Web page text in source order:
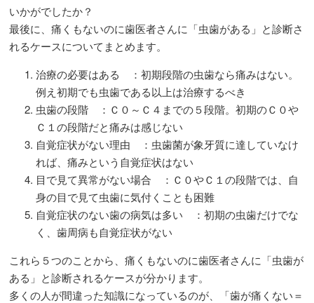
いかがでしたか？
最後に、痛くもないのに歯医者さんに「虫歯がある」と診断さ
れるケースについてまとめます。
治療の必要はある ：初期段階の虫歯なら痛みはない。
例え初期でも虫歯である以上は治療するべき
虫歯の段階 ：Ｃ０～Ｃ４までの５段階。初期のＣ０や
Ｃ１の段階だと痛みは感じない
自覚症状がない理由 ：虫歯菌が象牙質に達していなけ
れば、痛みという自覚症状はない
目で見て異常がない場合 ：Ｃ０やＣ１の段階では、自
身の目で見て虫歯に気付くことも困難
自覚症状のない歯の病気は多い ：初期の虫歯だけでな
く、歯周病も自覚症状がない
これら５つのことから、痛くもないのに歯医者さんに「虫歯が
ある」と診断されるケースが分かります。
多くの人が間違った知識になっているのが、「歯が痛くない＝